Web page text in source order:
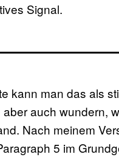
Signal.
kann man das als
auch wundern,
Nach meinem
5 im